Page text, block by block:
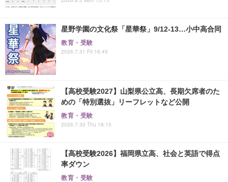
星野学園の文化祭「星華祭」9/12-13…小中高合同
教育・受験
2026.7.31 Fri 16:45
【高校受験2027】山梨県公立高、長期欠席者のた
めの「特別選抜」リーフレットなど公開
教育・受験
2026.7.30 Thu 18:15
【高校受験2026】福岡県立高、社会と英語で得点
率ダウン
教育・受験